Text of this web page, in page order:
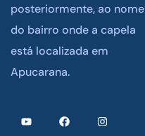
posteriormente, ao nome
do bairro onde a capela
está localizada em
Apucarana.